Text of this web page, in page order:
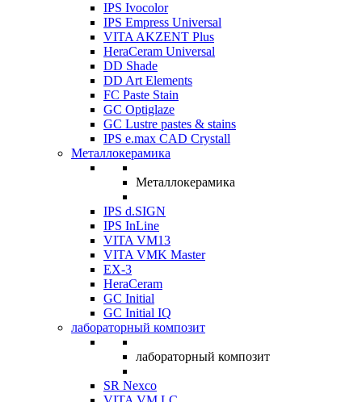
IPS Ivocolor
IPS Empress Universal
VITA AKZENT Plus
HeraCeram Universal
DD Shade
DD Art Elements
FC Paste Stain
GC Optiglaze
GC Lustre pastes & stains
IPS e.max CAD Crystall
Металлокерамика
Металлокерамика
IPS d.SIGN
IPS InLine
VITA VM13
VITA VMK Master
EX-3
HeraCeram
GC Initial
GC Initial IQ
лабораторный композит
лабораторный композит
SR Nexco